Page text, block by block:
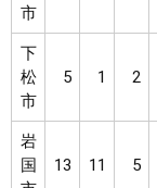
市
下
松
市
5 1 2
岩
国
13 11 5